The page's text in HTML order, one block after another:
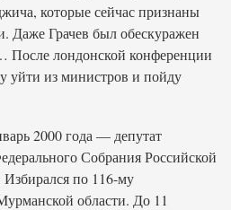
которые сейчас признаны
Даже Грачев был обескуражен
лондонской конференции
уйти из министров и пойду
2000 года — депутат
Собрания Российской
по 116-му
области. До 11